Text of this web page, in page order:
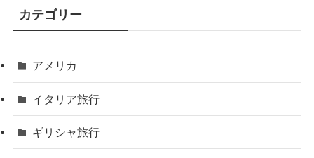
カテゴリー
アメリカ
イタリア旅行
ギリシャ旅行